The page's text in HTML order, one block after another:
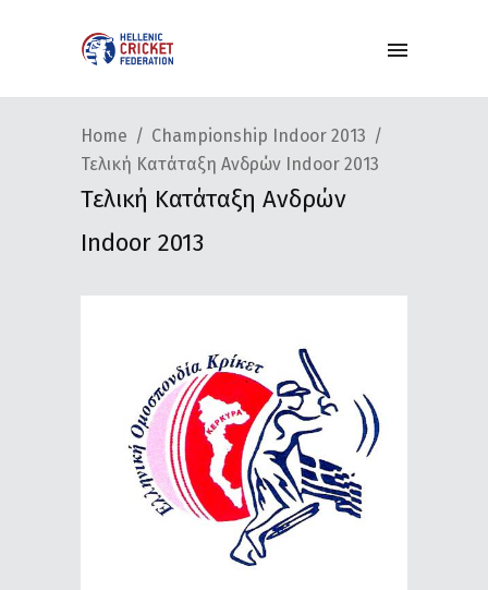
Home
Championship Indoor 2013
Τελική Κατάταξη Ανδρών Indoor 2013
Τελική Κατάταξη Ανδρών
Indoor 2013